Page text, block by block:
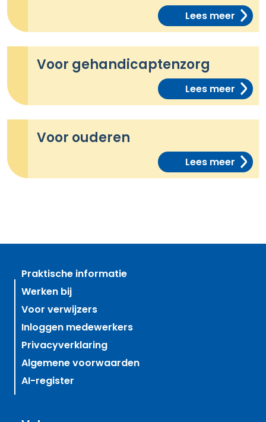
Lees meer
Voor gehandicaptenzorg
Lees meer
Voor ouderen
Lees meer
Praktische informatie
Werken bij
Voor verwijzers
Inloggen medewerkers
Privacyverklaring
Algemene voorwaarden
AI-register